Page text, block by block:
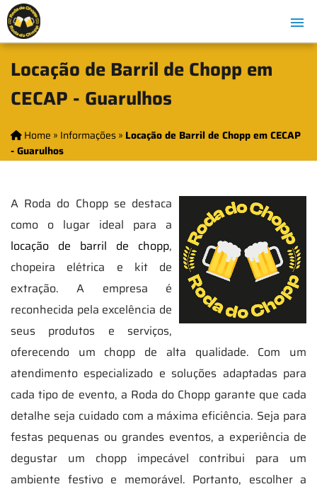
Locação de Barril de Chopp em
CECAP - Guarulhos
Home » Informações» Locação de Barril de Chopp em CECAP
- Guarulhos
A Roda do Chopp se destaca
como o lugar ideal para a
locação de barril de chopp,
chopeira elétrica e kit de
extração. A empresa é
reconhecida pela excelência de
seus produtos e serviços,
oferecendo um chopp de alta qualidade. Com um
atendimento especializado e soluções adaptadas para
cada tipo de evento, a Roda do Chopp garante que cada
detalhe seja cuidado com a máxima eficiência. Seja para
festas pequenas ou grandes eventos, a experiência de
degustar um chopp impecável contribui para um
ambiente festivo e memorável. Portanto, escolher a